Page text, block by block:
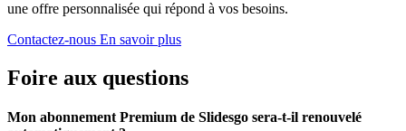
une offre personnalisée qui répond à vos besoins.
Contactez-nous En savoir plus
Foire aux questions
Mon abonnement Premium de Slidesgo sera-t-il renouvelé